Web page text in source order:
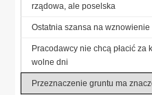
rządowa, ale poselska
Ostatnia szansa na wznowienie
Pracodawcy nie chcą płacić za
wolne dni
Przeznaczenie gruntu ma